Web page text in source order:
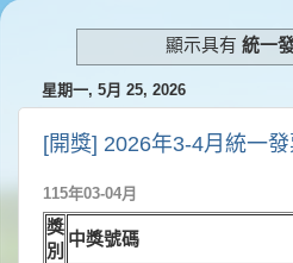
顯示具有統一
星期一, 5月 25, 2026
[開獎] 2026年3-4月統一
115年03-04月
獎
別
中獎號碼